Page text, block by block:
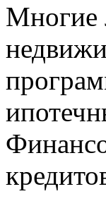
Многие